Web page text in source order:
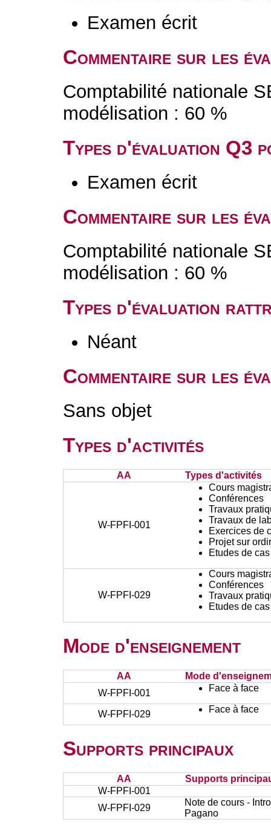
Examen écrit
Commentaire sur les
Comptabilité nationale
modélisation : 60 %
Types d'évaluation Q3
Examen écrit
Commentaire sur les
Comptabilité nationale
modélisation : 60 %
Types d'évaluation
Néant
Commentaire sur les
Sans objet
Types d'activités
AA Types d'activités
W-FPFI-001
Cours
Conférences
Travaux
Travaux de
Exercices de
Projet sur
Etudes de cas
W-FPFI-029
Cours
Conférences
Travaux
Etudes de cas
Mode d'enseignement
AA
Mode
W-FPFI-001
Face à face
W-FPFI-029 Face à face
Supports principaux
AA
Supports
W-FPFI-001
W-FPFI-029
Note de cours -
Pagano